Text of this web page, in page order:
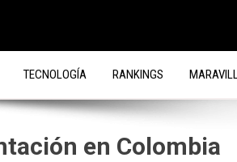
TECNOLOGÍA RANKINGS
en Colombia